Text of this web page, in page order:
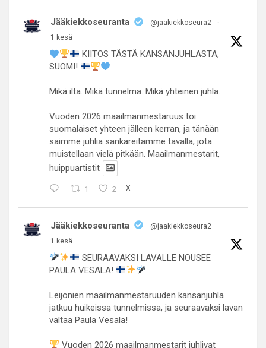
Jääkiekkoseuranta @jaakiekkoseura2
·
1 kesä
KIITOS TÄSTÄ KANSANJUHLASTA,
SUOMI!
Mikä ilta. Mikä tunnelma. Mikä yhteinen juhla.
Vuoden 2026 maailmanmestaruus toi
suomalaiset yhteen jälleen kerran, ja tänään
saimme juhlia sankareitamme tavalla, jota
muistellaan vielä pitkään. Maailmanmestarit,
huippuartistit
1 2 X
Jääkiekkoseuranta @jaakiekkoseura2
·
1 kesä
SEURAAVAKSI LAVALLE NOUSEE
PAULA VESALA!
Leijonien maailmanmestaruuden kansanjuhla
jatkuu huikeissa tunnelmissa, ja seuraavaksi lavan
valtaa Paula Vesala!
Vuoden 2026 maailmanmestarit juhlivat